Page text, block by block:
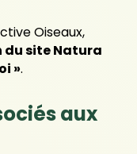
Oiseaux,
site Natura
».
aux